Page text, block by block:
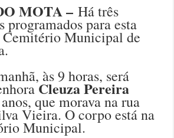
MOTA –Há três
programados para esta
Municipal de
às 9 horas, será
Cleuza Pereira
que morava na rua
Vieira. O corpo está na
Municipal.